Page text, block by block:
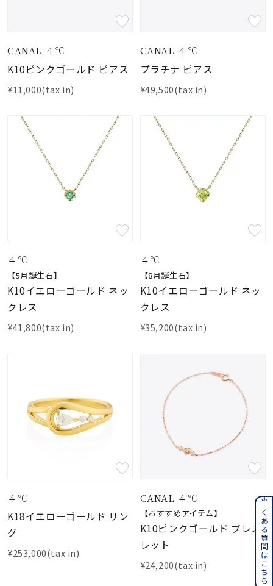
CANAL ４℃
K10ピンクゴールド ピアス
¥11,000(tax in)
CANAL ４℃
プラチナ ピアス
¥49,500(tax in)
４℃
【5月誕生石】
K10イエローゴールド ネッ
クレス
¥41,800(tax in)
４℃
【8月誕生石】
K10イエローゴールド ネッ
クレス
¥35,200(tax in)
４℃
K18イエローゴールド リン
グ
¥253,000(tax in)
CANAL ４℃
【おすすめアイテム】
K10ピンクゴールド ブレス
レット
¥24,200(tax in) よくある質問はこちら